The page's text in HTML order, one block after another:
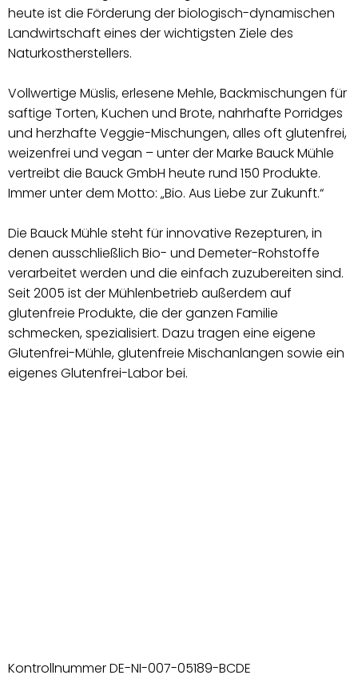
heute ist die Förderung der biologisch-dynamischen
Landwirtschaft eines der wichtigsten Ziele des
Naturkostherstellers.
Vollwertige Müslis, erlesene Mehle, Backmischungen für
saftige Torten, Kuchen und Brote, nahrhafte Porridges
und herzhafte Veggie-Mischungen, alles oft glutenfrei,
weizenfrei und vegan – unter der Marke Bauck Mühle
vertreibt die Bauck GmbH heute rund 150 Produkte.
Immer unter dem Motto: „Bio. Aus Liebe zur Zukunft.“
Die Bauck Mühle steht für innovative Rezepturen, in
denen ausschließlich Bio- und Demeter-Rohstoffe
verarbeitet werden und die einfach zuzubereiten sind.
Seit 2005 ist der Mühlenbetrieb außerdem auf
glutenfreie Produkte, die der ganzen Familie
schmecken, spezialisiert. Dazu tragen eine eigene
Glutenfrei-Mühle, glutenfreie Mischanlangen sowie ein
eigenes Glutenfrei-Labor bei.
Kontrollnummer DE-NI-007-05189-BCDE